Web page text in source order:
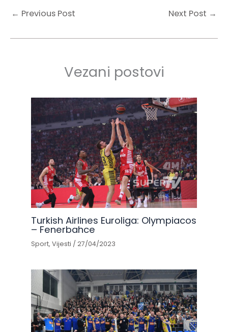
← Previous Post Next Post →
Vezani postovi
Turkish Airlines Euroliga: Olympiacos
– Fenerbahce
Sport,Vijesti /27/04/2023